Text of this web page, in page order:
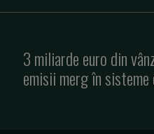
3 miliarde euro din
emisii merg în